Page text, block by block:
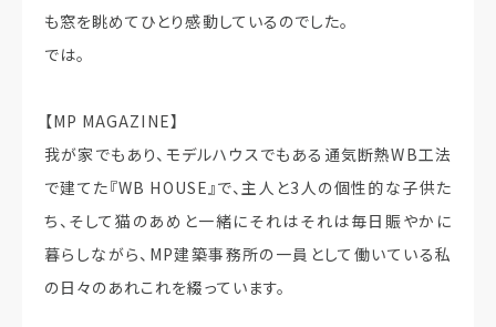
も窓を眺めてひとり感動しているのでした。
では。
【MP MAGAZINE】
我が家でもあり、モデルハウスでもある通気断熱WB工法
で建てた『WB HOUSE』で、主人と3人の個性的な子供た
ち、そして猫のあめと一緒にそれはそれは毎日賑やかに
暮らしながら、MP建築事務所の一員として働いている私
の日々のあれこれを綴っています。